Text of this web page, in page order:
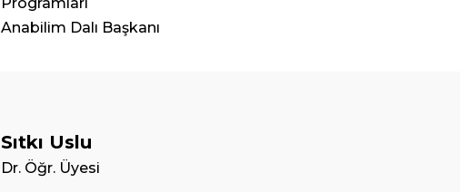
Anabilim Dalı Başkanı
Sıtkı Uslu
Dr. Öğr. Üyesi